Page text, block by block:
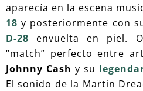
aparecía en la escena
18 y posteriormente con
D-28 envuelta en piel.
“match” perfecto entre
Johnny Cash y su
El sonido de la Martin